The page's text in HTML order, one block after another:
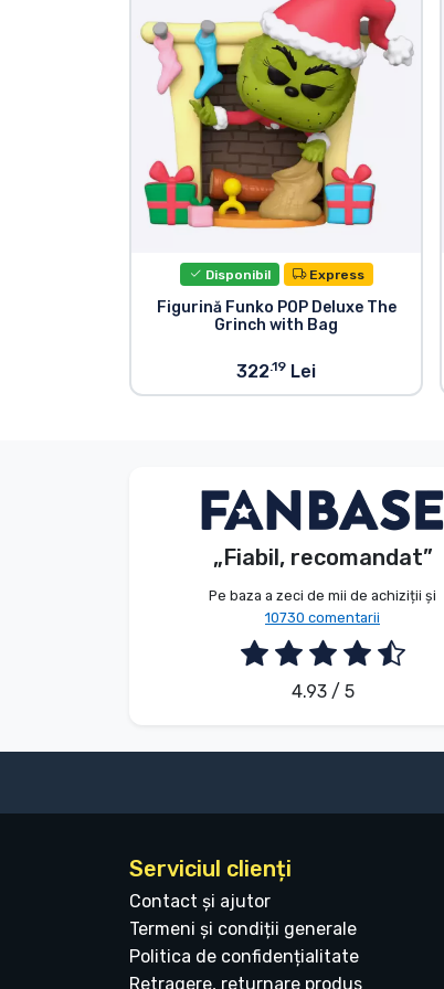
Disponibil Express
Figurină Funko POP Deluxe The
Grinch with Bag
322.19 Lei
„Fiabil, recomandat”
Pe baza a zeci de mii de achiziții și
10730 comentarii
4.93 / 5
V. Éva Client
2026. 08. 06.
Serviciul clienți
Contact și ajutor
Termeni și condiții generale
Politica de confidențialitate
Retragere, returnare produs
Sortare după serie
Sortare după filme
Sortare după desene
Sortare după jocuri
Sortare după sport
Tipuri de produse